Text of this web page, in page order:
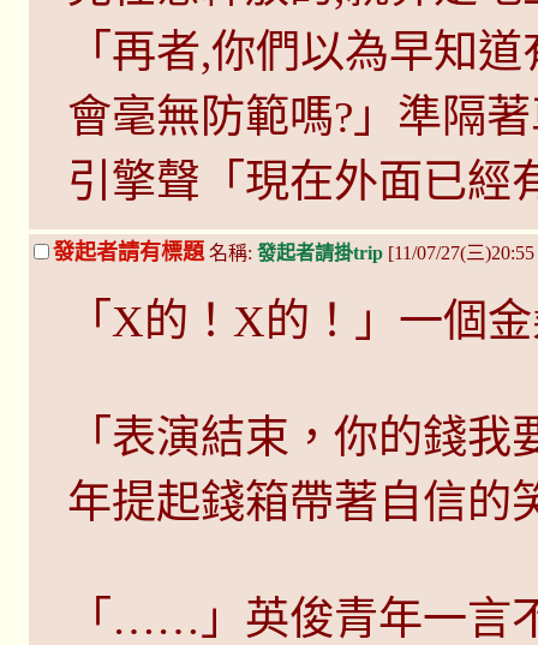
「再者,你們以為早知
會毫無防範嗎?」準隔
引擎聲「現在外面已經
發起者請有標題 名稱: 發起者請掛trip [11/07/27(三
「X的！X的！」一個
「表演結束，你的錢
年提起錢箱帶著自信的
「……」英俊青年一言